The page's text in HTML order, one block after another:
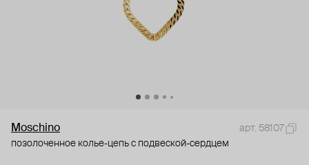
Moschino
арт. 58107
позолоченное колье-цепь с подвеской-сердцем